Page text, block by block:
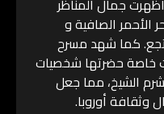
جمال المناظر
الأحمر الصافية و
كما شهد مسرح
خاصة حضرتها شخصيات
الشيخ، مما جعل
وثقافة أوروبا.